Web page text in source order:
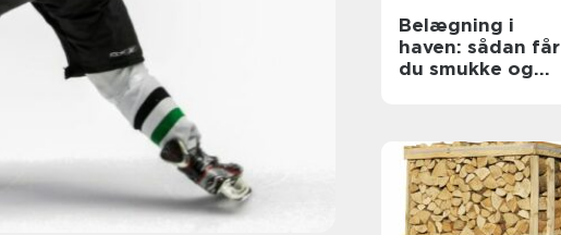
Belægning i
haven: sådan får
du smukke og